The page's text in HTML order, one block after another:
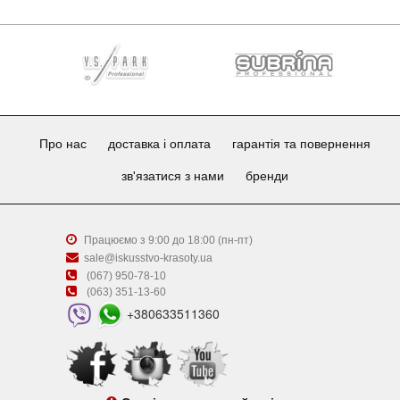
Про нас доставка і оплата гарантія та повернення
зв'язатися з нами бренди
Працюємо з 9:00 до 18:00 (пн-пт)
sale@iskusstvo-krasoty.ua
(067) 950-78-10
(063) 351-13-60
+380633511360